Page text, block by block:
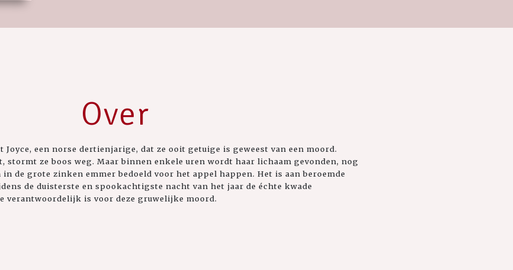
Over
Joyce, een norse dertienjarige, dat ze ooit getuige is geweest van een moord.
stormt ze boos weg. Maar binnen enkele uren wordt haar lichaam gevonden, nog
de grote zinken emmer bedoeld voor het appel happen. Het is aan beroemde
de duisterste en spookachtigste nacht van het jaar de échte kwade
verantwoordelijk is voor deze gruwelijke moord.